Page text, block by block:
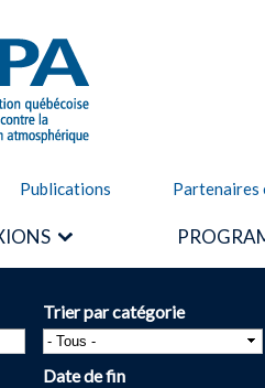
Publications Partenaires
Trier par catégorie
Date de fin